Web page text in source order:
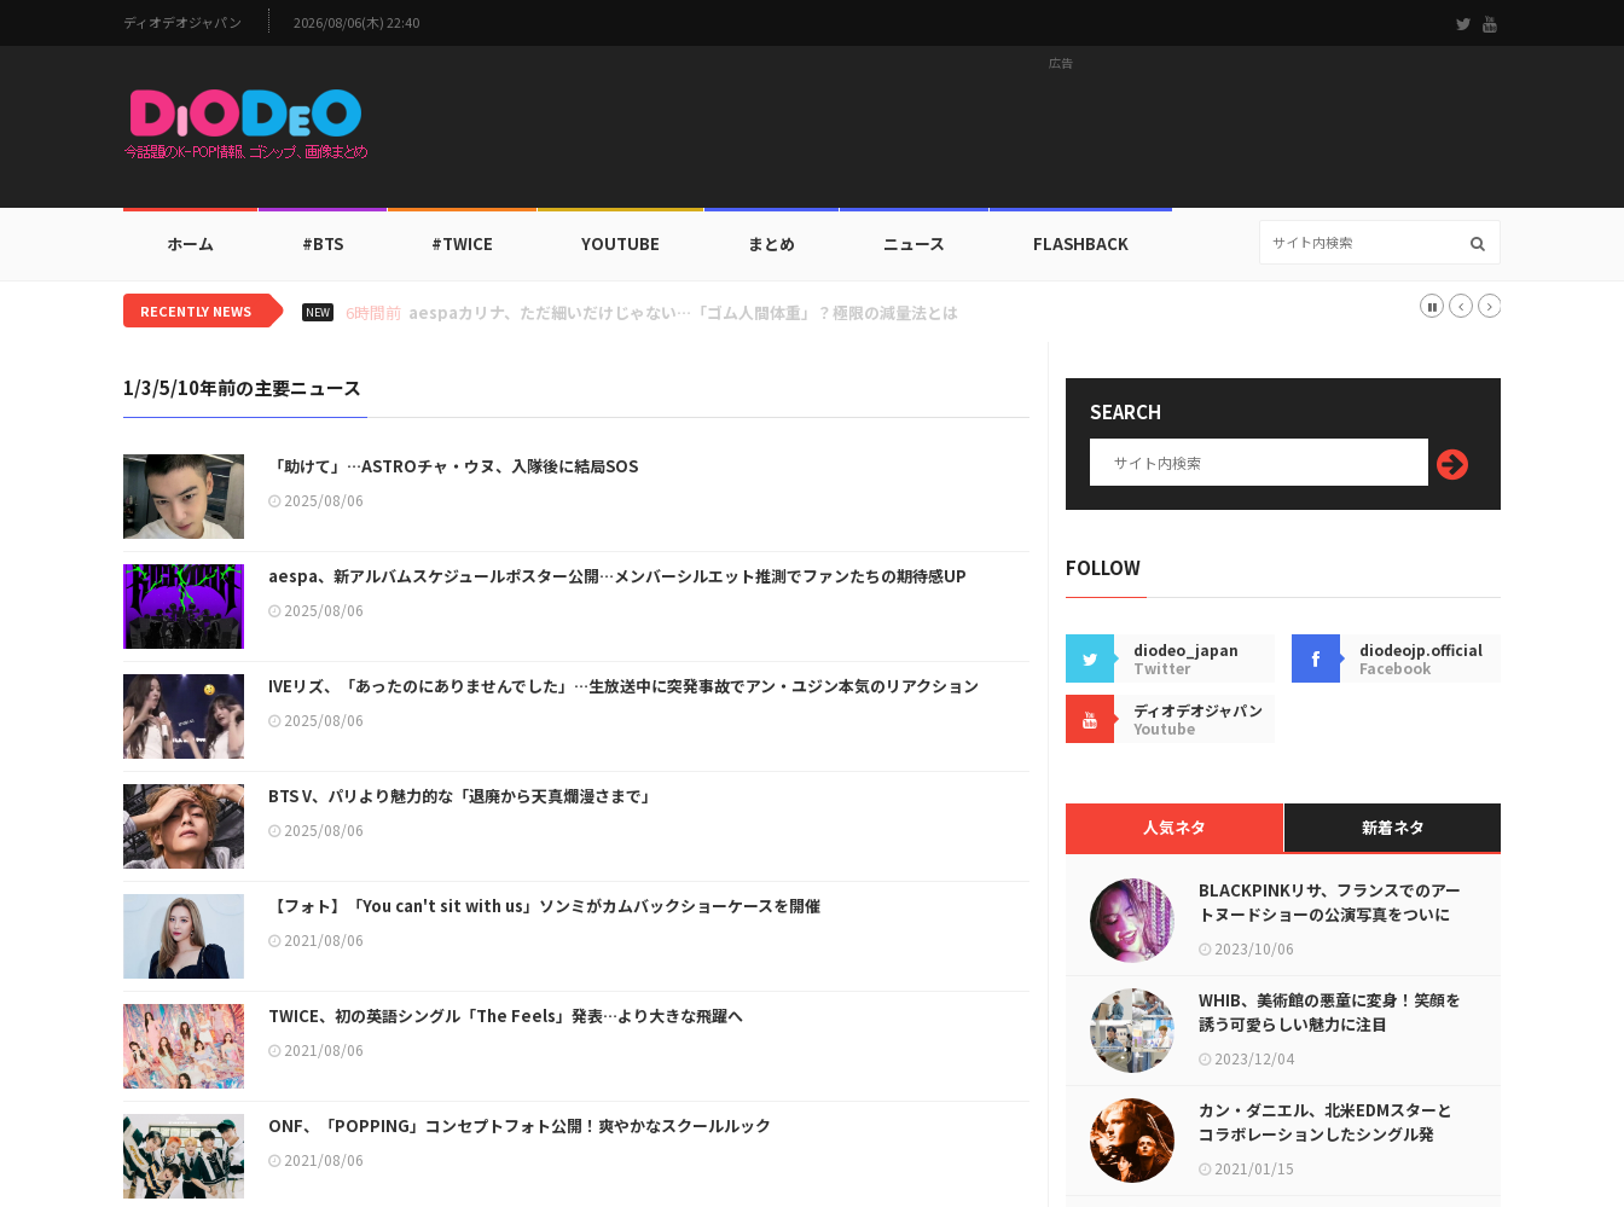
ディオデオジャパン 2026/08/06(木) 22:40
広告
ホーム #BTS #TWICE YOUTUBE まとめ ニュース FLASHBACK
RECENTLY NEWS NEW 8時間前 TWICEモモ、家族にワールドツアーの旅行費用全額サポート！22カ国・64都市以上
1/3/5/10年前の主要ニュース
「助けて」…ASTROチャ・ウヌ、入隊後に結局SOS
2025/08/06
aespa、新アルバムスケジュールポスター公開…メンバーシルエット推測でファンたちの期待感UP
2025/08/06
IVEリズ、「あったのにありませんでした」…生放送中に突発事故でアン・ユジン本気のリアクション
2025/08/06
BTS V、パリより魅力的な「退廃から天真爛漫さまで」
2025/08/06
【フォト】「You can't sit with us」ソンミがカムバックショーケースを開催
2021/08/06
TWICE、初の英語シングル「The Feels」発表…より大きな飛躍へ
2021/08/06
ONF、「POPPING」コンセプトフォト公開！爽やかなスクールルック
2021/08/06
SEARCH
FOLLOW
diodeo_japan
Twitter
diodeojp.official
Facebook
ディオデオジャパン
Youtube
人気ネタ 新着ネタ
BLACKPINKリサ、フランスでのアー
トヌードショーの公演写真をついに
公開2023/10/06
WHIB、美術館の悪童に変身！笑顔を
誘う可愛らしい魅力に注目
2023/12/04
カン・ダニエル、北米EDMスターと
コラボレーションしたシングル発
表！2021/01/15